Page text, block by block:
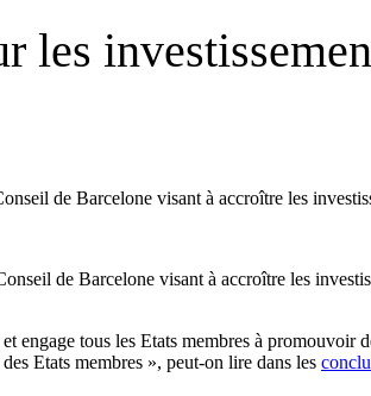
les
de Barcelone visant à accroître les
de Barcelone visant à accroître les
engage tous les Etats membres à promouvoir
Etats membres », peut-on lire dans les